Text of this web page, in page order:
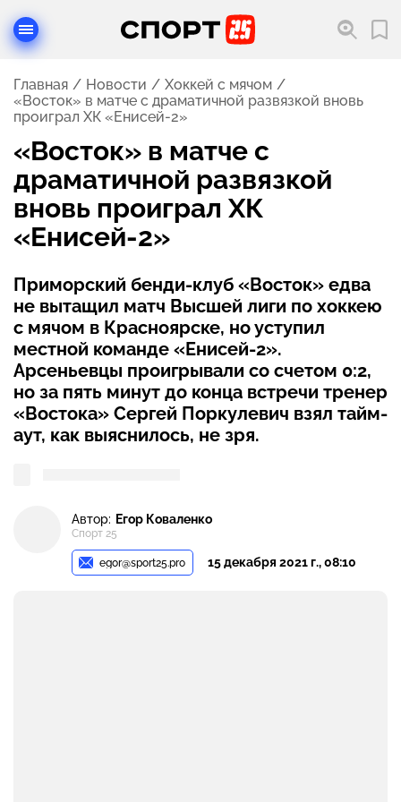
Главная Новости
Хоккей с мячом
«Восток» в матче с драматичной развязкой вновь
проиграл ХК «Енисей-2»
«Восток» в матче с
драматичной развязкой
вновь проиграл ХК
«Енисей-2»
Приморский бенди-клуб «Восток» едва
не вытащил матч Высшей лиги по хоккею
с мячом в Красноярске, но уступил
местной команде «Енисей-2».
Арсеньевцы проигрывали со счетом 0:2,
но за пять минут до конца встречи тренер
«Востока» Сергей Поркулевич взял тайм-
аут, как выяснилось, не зря.
Автор: Егор Коваленко
Спорт 25
egor@sport25.pro 15 декабря 2021 г., 08:10